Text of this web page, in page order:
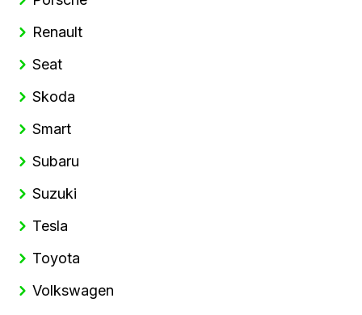
Renault
Seat
Skoda
Smart
Subaru
Suzuki
Tesla
Toyota
Volkswagen